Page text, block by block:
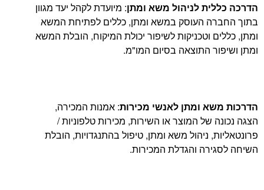
לניהול משא ומתן: מיועדת לקהל יעד מגוון
העוסק במשא ומתן, כללים לפתיחת המשא
וטכניקות לשיפור יכולת המיקוח, הובלת המשא
התוצאה בסיום המו"מ.
ומתן לאנשי מכירות: אמנות המכירה,
של המוצר או השירות, מכירות טלפוניות /
ניהול משא ומתן, טיפול בהתנגדויות, הובלת
והגדלת המכירות.